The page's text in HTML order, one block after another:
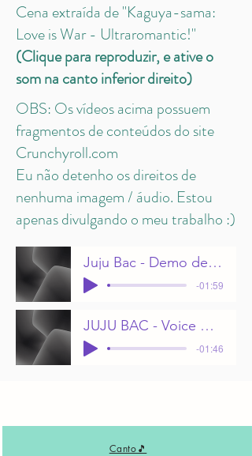
Cena extraída de "Kaguya-sama:
Love is War - Ultraromantic!"
(Clique para reproduzir, e ative o
som na canto inferior direito)
OBS: Os vídeos acima possuem
fragmentos de conteúdos do site
Crunchyroll.com
Eu não detenho os direitos de
nenhuma imagem / áudio. Estou
apenas divulgando o meu trabalho :)
Juju Bac - Demo de voz DUBLAGEM
-01:59
JUJU BAC - Voice Demo ENGLISH
-01:46
Canto🎵